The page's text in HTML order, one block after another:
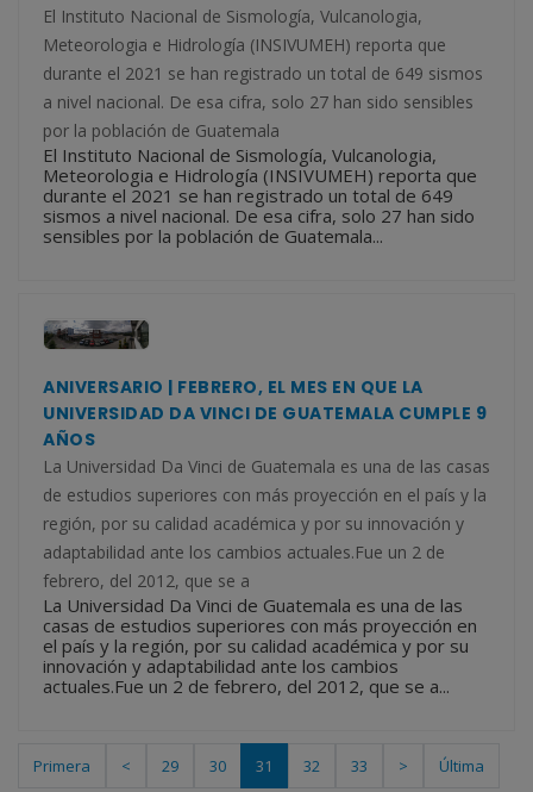
El Instituto Nacional de Sismología, Vulcanologia,
Meteorologia e Hidrología (INSIVUMEH) reporta que
durante el 2021 se han registrado un total de 649 sismos
a nivel nacional. De esa cifra, solo 27 han sido sensibles
por la población de Guatemala
El Instituto Nacional de Sismología, Vulcanologia,
Meteorologia e Hidrología (INSIVUMEH) reporta que
durante el 2021 se han registrado un total de 649
sismos a nivel nacional. De esa cifra, solo 27 han sido
sensibles por la población de Guatemala...
ANIVERSARIO | FEBRERO, EL MES EN QUE LA
UNIVERSIDAD DA VINCI DE GUATEMALA CUMPLE 9
AÑOS
La Universidad Da Vinci de Guatemala es una de las casas
de estudios superiores con más proyección en el país y la
región, por su calidad académica y por su innovación y
adaptabilidad ante los cambios actuales.Fue un 2 de
febrero, del 2012, que se a
La Universidad Da Vinci de Guatemala es una de las
casas de estudios superiores con más proyección en
el país y la región, por su calidad académica y por su
innovación y adaptabilidad ante los cambios
actuales.Fue un 2 de febrero, del 2012, que se a...
Primera < 29 30 31 32 33 > Última